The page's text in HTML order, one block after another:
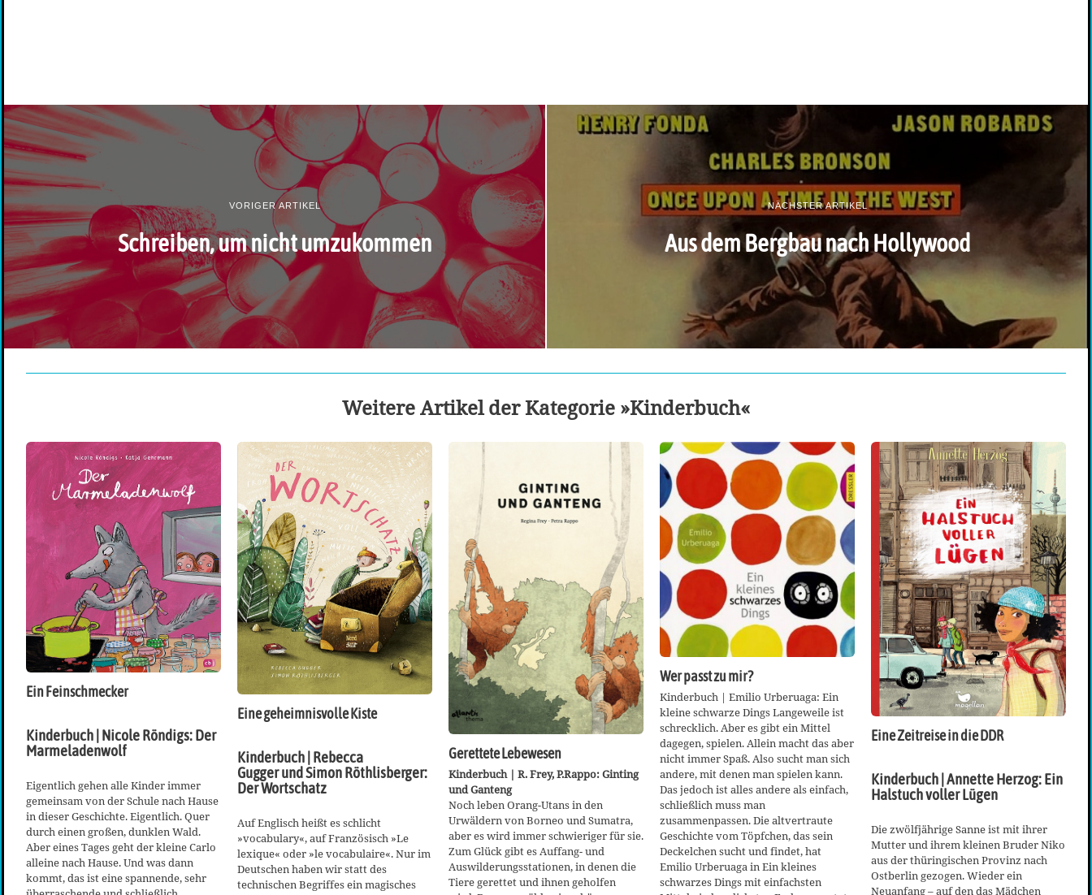
VORIGER ARTIKEL
Schreiben, um nicht umzukommen
NÄCHSTER ARTIKEL
Aus dem Bergbau nach Hollywood
Weitere Artikel der Kategorie »Kinderbuch«
Ein Feinschmecker
Kinderbuch | Nicole Röndigs: Der
Marmeladenwolf
Eigentlich gehen alle Kinder immer
gemeinsam von der Schule nach Hause
in dieser Geschichte. Eigentlich. Quer
durch einen großen, dunklen Wald.
Aber eines Tages geht der kleine Carlo
alleine nach Hause. Und was dann
kommt, das ist eine spannende, sehr
Eine geheimnisvolle Kiste
Kinderbuch | Rebecca
Gugger und Simon Röthlisberger:
Der Wortschatz
Auf Englisch heißt es schlicht
»vocabulary«, auf Französisch »Le
lexique« oder »le vocabulaire«. Nur im
Deutschen haben wir statt des
technischen Begriffes ein magisches
Gerettete Lebewesen
Kinderbuch | R. Frey, P.Rappo: Ginting
und Ganteng
Noch leben Orang-Utans in den
Urwäldern von Borneo und Sumatra,
aber es wird immer schwieriger für sie.
Zum Glück gibt es Auffang- und
Auswilderungsstationen, in denen die
Tiere gerettet und ihnen geholfen
Wer passt zu mir?
Kinderbuch | Emilio Urberuaga: Ein
kleine schwarze Dings Langeweile ist
schrecklich. Aber es gibt ein Mittel
dagegen, spielen. Allein macht das aber
nicht immer Spaß. Also sucht man sich
andere, mit denen man spielen kann.
Das jedoch ist alles andere als einfach,
schließlich muss man
zusammenpassen. Die altvertraute
Geschichte vom Töpfchen, das sein
Deckelchen sucht und findet, hat
Emilio Urberuaga in Ein kleines
schwarzes Dings mit einfachsten
Eine Zeitreise in die DDR
Kinderbuch | Annette Herzog: Ein
Halstuch voller Lügen
Die zwölfjährige Sanne ist mit ihrer
Mutter und ihrem kleinen Bruder Niko
aus der thüringischen Provinz nach
Ostberlin gezogen. Wieder ein
Neuanfang – auf den das Mädchen